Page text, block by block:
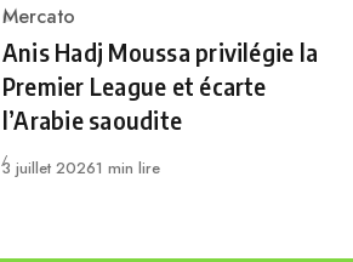
Category
Mercato
Anis Hadj Moussa privilégie la
Premier League et écarte
l’Arabie saoudite
Publié
3 juillet 20261 min lire